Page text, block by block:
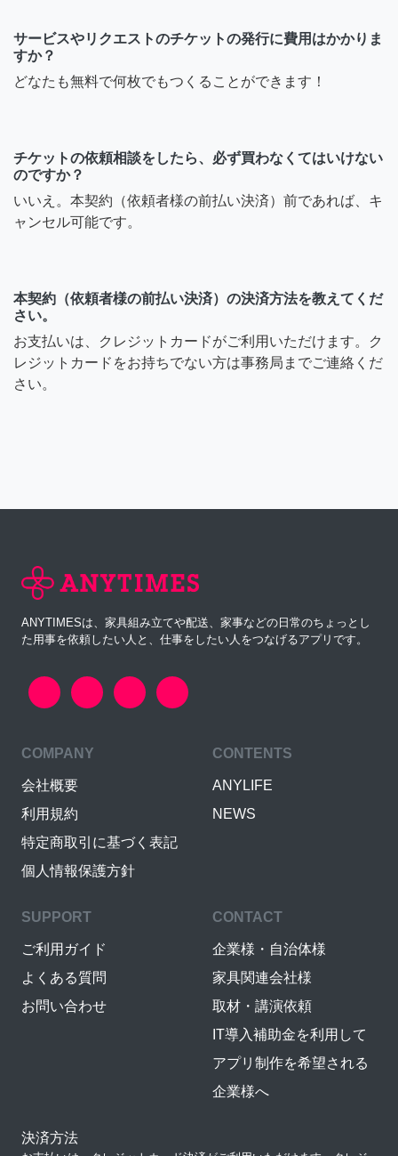
サービスやリクエストのチケットの発行に費用はかかりま
すか？
どなたも無料で何枚でもつくることができます！
チケットの依頼相談をしたら、必ず買わなくてはいけない
のですか？
いいえ。本契約（依頼者様の前払い決済）前であれば、キ
ャンセル可能です。
本契約（依頼者様の前払い決済）の決済方法を教えてくだ
さい。
お支払いは、クレジットカードがご利用いただけます。ク
レジットカードをお持ちでない方は事務局までご連絡くだ
さい。
ANYTIMESは、家具組み立てや配送、家事などの日常のちょっとし
た用事を依頼したい人と、仕事をしたい人をつなげるアプリです。
COMPANY
会社概要
利用規約
特定商取引に基づく表記
個人情報保護方針
CONTENTS
ANYLIFE
NEWS
SUPPORT
ご利用ガイド
よくある質問
お問い合わせ
CONTACT
企業様・自治体様
家具関連会社様
取材・講演依頼
IT導入補助金を利用して
アプリ制作を希望される
企業様へ
決済方法